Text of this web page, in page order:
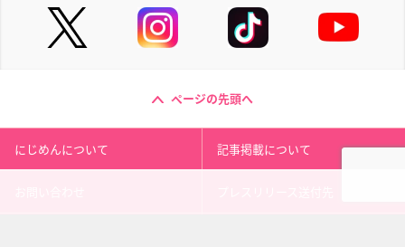
ページの先頭へ
にじめんについて 記事掲載について